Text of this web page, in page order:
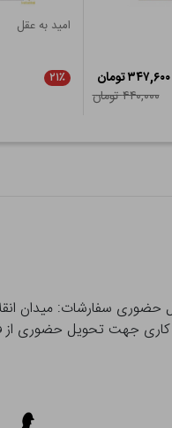
۳۴۷,۶۰۰ تومان
۴۴۰,۰۰۰ تومان
امید به عقل
۲۱٪
تحویل حضوری از فروشگاه و ارسال با